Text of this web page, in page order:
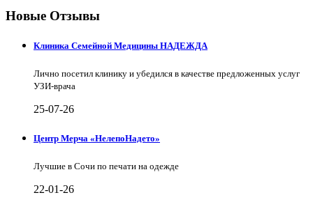
Новые Отзывы
Клиника Семейной Медицины НАДЕЖДА
Лично посетил клинику и убедился в качестве предложенных услуг
УЗИ-врача
25-07-26
Центр Мерча «НелепоНадето»
Лучшие в Сочи по печати на одежде
22-01-26